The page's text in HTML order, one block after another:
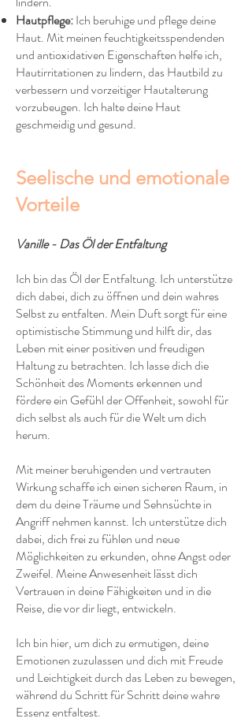
Hautpflege:Ich beruhige und pflege deine
Haut. Mit meinen feuchtigkeitsspendenden
und antioxidativen Eigenschaften helfe ich,
Hautirritationen zu lindern, das Hautbild zu
verbessern und vorzeitiger Hautalterung
vorzubeugen. Ich halte deine Haut
geschmeidig und gesund.
Seelische und emotionale
Vorteile
Vanille - Das Öl der Entfaltung
Ich bin das Öl der Entfaltung. Ich unterstütze
dich dabei, dich zu öffnen und dein wahres
Selbst zu entfalten. Mein Duft sorgt für eine
optimistische Stimmung und hilft dir, das
Leben mit einer positiven und freudigen
Haltung zu betrachten. Ich lasse dich die
Schönheit des Moments erkennen und
fördere ein Gefühl der Offenheit, sowohl für
dich selbst als auch für die Welt um dich
herum.
Mit meiner beruhigenden und vertrauten
Wirkung schaffe ich einen sicheren Raum, in
dem du deine Träume und Sehnsüchte in
Angriff nehmen kannst. Ich unterstütze dich
dabei, dich frei zu fühlen und neue
Möglichkeiten zu erkunden, ohne Angst oder
Zweifel. Meine Anwesenheit lässt dich
Vertrauen in deine Fähigkeiten und in die
Reise, die vor dir liegt, entwickeln.
Ich bin hier, um dich zu ermutigen, deine
Emotionen zuzulassen und dich mit Freude
und Leichtigkeit durch das Leben zu bewegen,
während du Schritt für Schritt deine wahre
Essenz entfaltest.